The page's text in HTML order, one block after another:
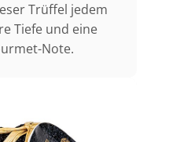
Trüffel jedem
Tiefe und eine
Note.